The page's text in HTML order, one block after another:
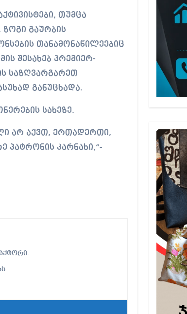
გაურბის
თანამონაწილეებიც
შესახებ პრემიერ-
საზღვარგარეთ
განუცხადა.
სახეზე.
არ აქვთ, ერთადერთი,
პატრონის კარნახი,“-